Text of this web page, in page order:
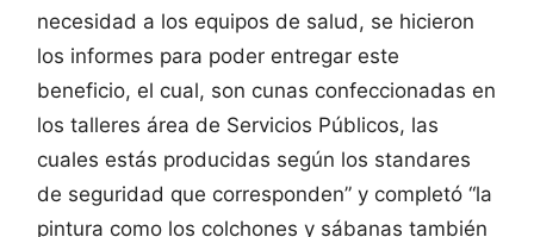
necesidad a los equipos de salud, se hicieron
los informes para poder entregar este
beneficio, el cual, son cunas confeccionadas en
los talleres área de Servicios Públicos, las
cuales estás producidas según los standares
de seguridad que corresponden” y completó “la
pintura como los colchones y sábanas también